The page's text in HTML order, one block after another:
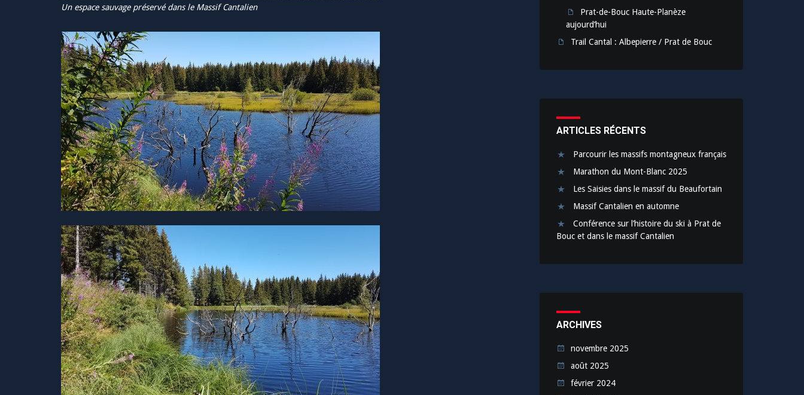
Un espace sauvage préservé dans le Massif Cantalien
Prat-de-Bouc Haute-Planèze
aujourd’hui
Trail Cantal : Albepierre / Prat de Bouc
ARTICLES RÉCENTS
Parcourir les massifs montagneux français
Marathon du Mont-Blanc 2025
Les Saisies dans le massif du Beaufortain
Massif Cantalien en automne
Conférence sur l’histoire du ski à Prat de
Bouc et dans le massif Cantalien
ARCHIVES
novembre 2025
août 2025
février 2024